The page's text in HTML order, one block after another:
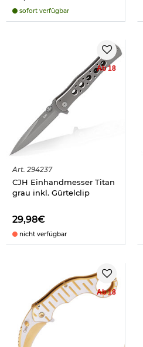
sofort verfügbar
Ab 18
Art. 294237
CJH Einhandmesser Titan
grau inkl. Gürtelclip
29,98€
nicht verfügbar
Ab 18